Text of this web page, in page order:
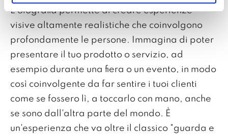
L'olografia permette di creare esperienze
visive altamente realistiche che coinvolgono
profondamente le persone. Immagina di poter
presentare il tuo prodotto o servizio, ad
esempio durante una fiera o un evento, in modo
così coinvolgente da far sentire i tuoi clienti
come se fossero lì, a toccarlo con mano, anche
se sono dall'altra parte del mondo. È
un'esperienza che va oltre il classico "guarda e